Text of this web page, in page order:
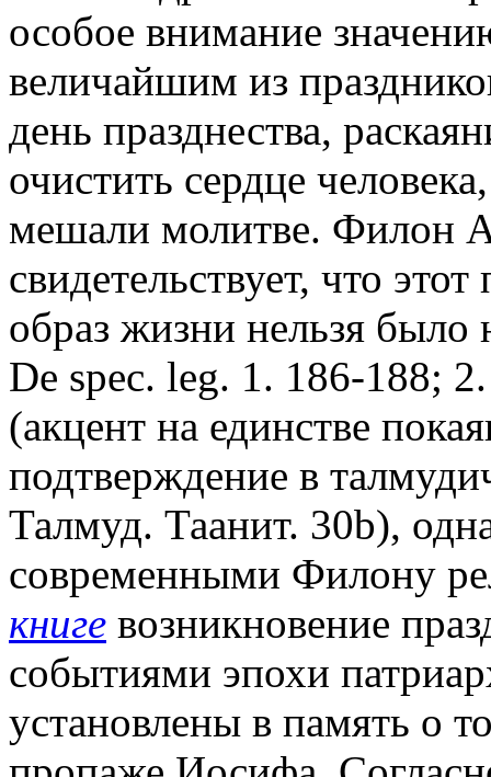
особое внимание
величайшим из
день празднества,
очистить сердце
мешали молитве. Филон
свидетельствует, что
образ жизни нельзя было
De spec. leg. 1. 186-188;
(акцент на единстве
подтверждение в
Талмуд. Таанит. 30b),
современными Филону
книге возникновение
событиями эпохи
установлены в память о